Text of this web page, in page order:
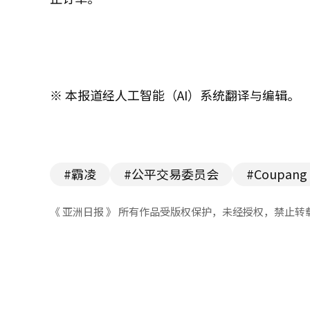
※ 本报道经人工智能（AI）系统翻译与编辑。
#霸凌 #公平交易委员会 #Coupang
《 亚洲日报 》 所有作品受版权保护，未经授权，禁止转